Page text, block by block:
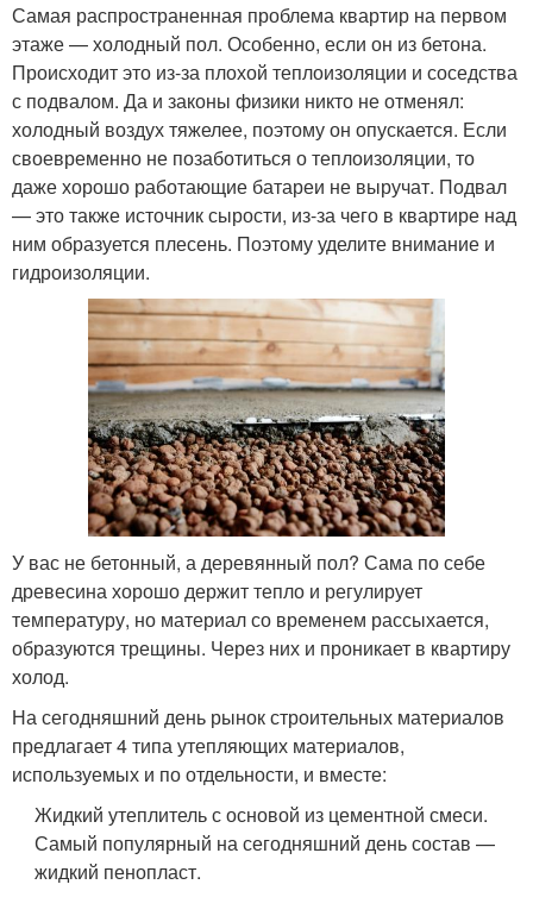
Самая распространенная проблема квартир на первом
этаже — холодный пол. Особенно, если он из бетона.
Происходит это из-за плохой теплоизоляции и соседства
с подвалом. Да и законы физики никто не отменял:
холодный воздух тяжелее, поэтому он опускается. Если
своевременно не позаботиться о теплоизоляции, то
даже хорошо работающие батареи не выручат. Подвал
— это также источник сырости, из-за чего в квартире над
ним образуется плесень. Поэтому уделите внимание и
гидроизоляции.
У вас не бетонный, а деревянный пол? Сама по себе
древесина хорошо держит тепло и регулирует
температуру, но материал со временем рассыхается,
образуются трещины. Через них и проникает в квартиру
холод.
На сегодняшний день рынок строительных материалов
предлагает 4 типа утепляющих материалов,
используемых и по отдельности, и вместе:
Жидкий утеплитель с основой из цементной смеси.
Самый популярный на сегодняшний день состав —
жидкий пенопласт.